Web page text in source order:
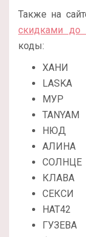
Также на
скидками до
коды:
ХАНИ
LASKA
МУР
TANYAM
НЮД
АЛИНА
СОЛНЦЕ
КЛАВА
СЕКСИ
НАТ42
ГУЗЕВА